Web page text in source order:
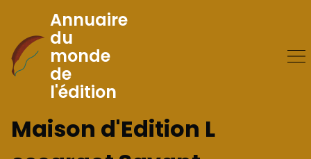
Skip
to
Content
Annuaire
du
monde
de
l'édition
Maison d'Edition L